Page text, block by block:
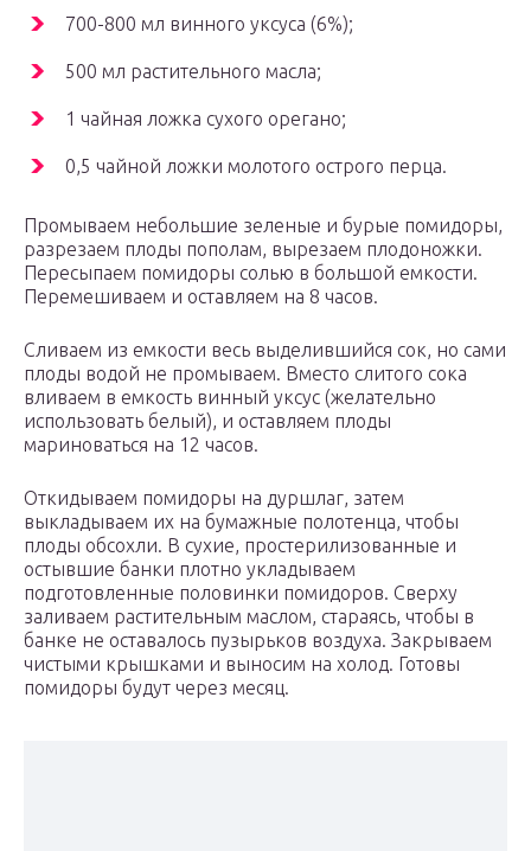
700-800 мл винного уксуса (6%);
500 мл растительного масла;
1 чайная ложка сухого орегано;
0,5 чайной ложки молотого острого перца.
Промываем небольшие зеленые и бурые помидоры,
разрезаем плоды пополам, вырезаем плодоножки.
Пересыпаем помидоры солью в большой емкости.
Перемешиваем и оставляем на 8 часов.
Сливаем из емкости весь выделившийся сок, но сами
плоды водой не промываем. Вместо слитого сока
вливаем в емкость винный уксус (желательно
использовать белый), и оставляем плоды
мариноваться на 12 часов.
Откидываем помидоры на дуршлаг, затем
выкладываем их на бумажные полотенца, чтобы
плоды обсохли. В сухие, простерилизованные и
остывшие банки плотно укладываем
подготовленные половинки помидоров. Сверху
заливаем растительным маслом, стараясь, чтобы в
банке не оставалось пузырьков воздуха. Закрываем
чистыми крышками и выносим на холод. Готовы
помидоры будут через месяц.